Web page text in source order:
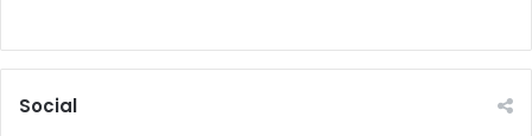
Social